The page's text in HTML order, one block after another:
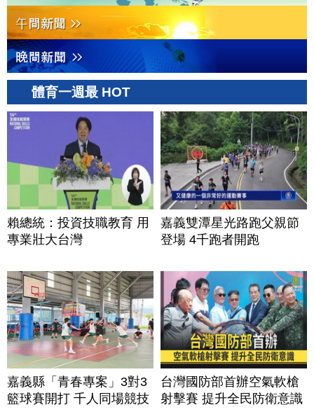
體育一週最 HOT
賴總統：投資技職教育 用
專業壯大台灣
嘉義雙潭星光路跑父親節
登場 4千跑者開跑
嘉義縣「青春專案」3對3
籃球賽開打 千人同場競技
台灣國防部首辦空氣軟槍
射擊賽 提升全民防衛意識